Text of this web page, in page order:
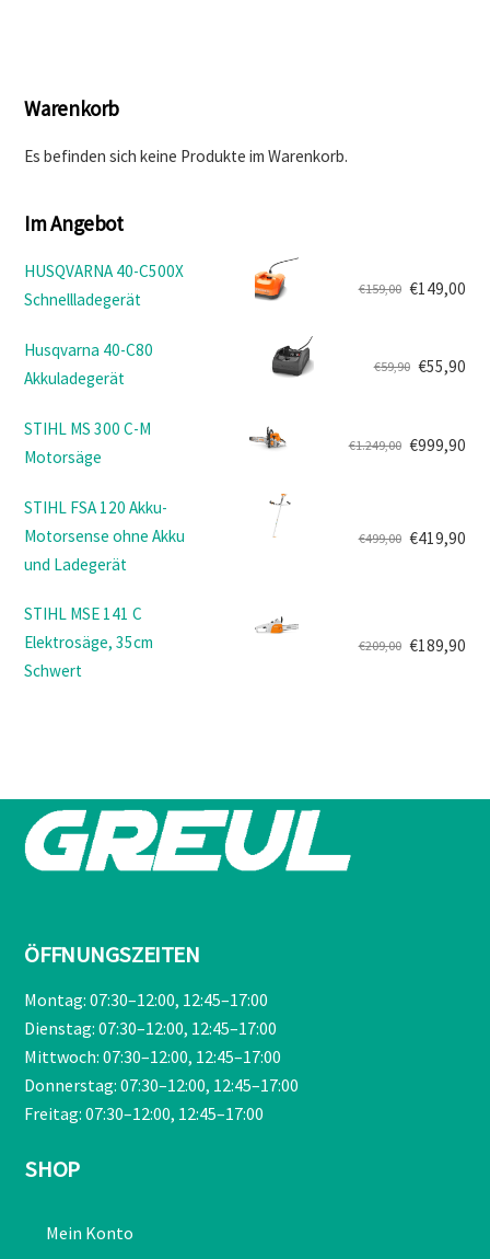
Warenkorb
Es befinden sich keine Produkte im Warenkorb.
Im Angebot
HUSQVARNA 40-C500X
Schnellladegerät
€159,00
Ursprünglicher
war:
€159,00
€149,00
Aktueller
ist:
€149,00.
Husqvarna 40-C80
Akkuladegerät
€59,90
Ursprünglicher
war:
€59,90
€55,90
Aktueller
ist:
€55,90.
STIHL MS 300 C-M
Motorsäge
€1.249,00
Ursprünglicher
war:
€1.249,00
€999,90
Aktueller
ist:
€999,90.
STIHL FSA 120 Akku-
Motorsense ohne Akku
und Ladegerät
€499,00
war:
€499,00
€419,90
ist:
€419,90.
STIHL MSE 141 C
Elektrosäge, 35cm
Schwert
€209,00
Ursprünglicher
€189,90
ÖFFNUNGSZEITEN
Montag: 07:30–12:00, 12:45–17:00
Dienstag: 07:30–12:00, 12:45–17:00
Mittwoch: 07:30–12:00, 12:45–17:00
Donnerstag: 07:30–12:00, 12:45–17:00
Freitag: 07:30–12:00, 12:45–17:00
SHOP
Mein Konto